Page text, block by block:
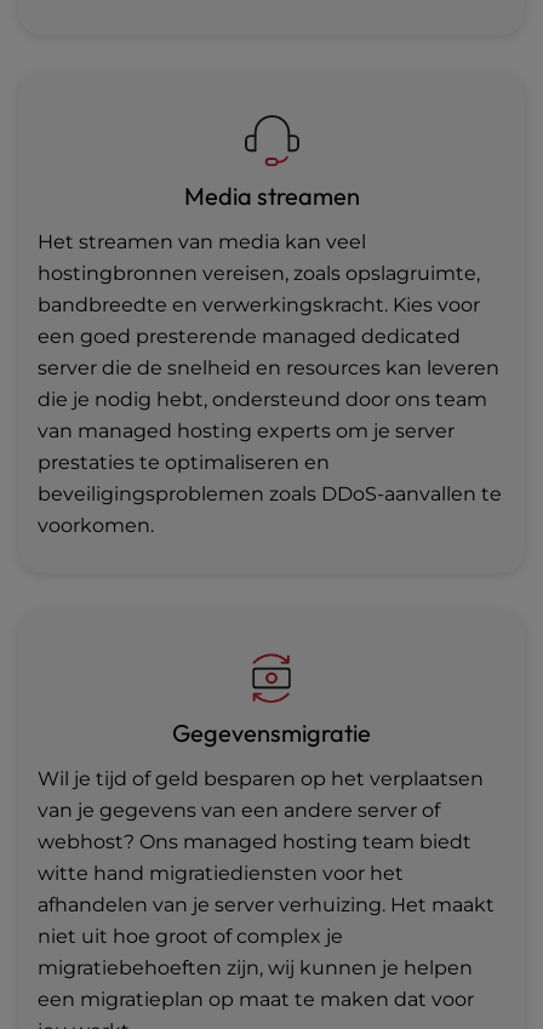
Media streamen
Het streamen van media kan veel
hostingbronnen vereisen, zoals opslagruimte,
bandbreedte en verwerkingskracht. Kies voor
een goed presterende managed dedicated
server die de snelheid en resources kan leveren
die je nodig hebt, ondersteund door ons team
van managed hosting experts om je server
prestaties te optimaliseren en
beveiligingsproblemen zoals DDoS-aanvallen te
voorkomen.
Gegevensmigratie
Wil je tijd of geld besparen op het verplaatsen
van je gegevens van een andere server of
webhost? Ons managed hosting team biedt
witte hand migratiediensten voor het
afhandelen van je server verhuizing. Het maakt
niet uit hoe groot of complex je
migratiebehoeften zijn, wij kunnen je helpen
een migratieplan op maat te maken dat voor